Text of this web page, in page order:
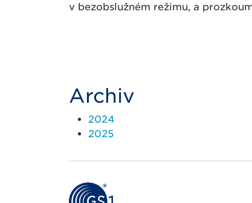
v bezobslužném režimu, a
Archiv
2024
2025